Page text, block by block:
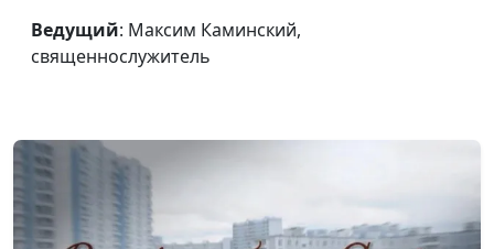
Царство Небесное и
ценность, дающая
радость
Дети христиан: как
Михаил Варёнов,
#339
Ведущий: Максим Каминский,
священнослужитель